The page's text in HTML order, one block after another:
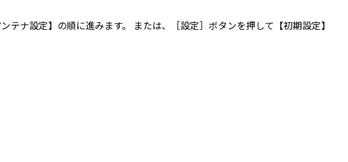
ナ設定】の順に進みます。 または、［設定］ボタンを押して【初期設定】